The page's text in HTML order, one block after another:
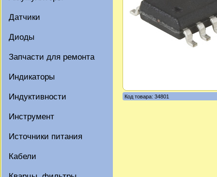
Датчики
Диоды
Запчасти для ремонта
Индикаторы
Индуктивности
Инструмент
Источники питания
Кабели
Код товара: 34801